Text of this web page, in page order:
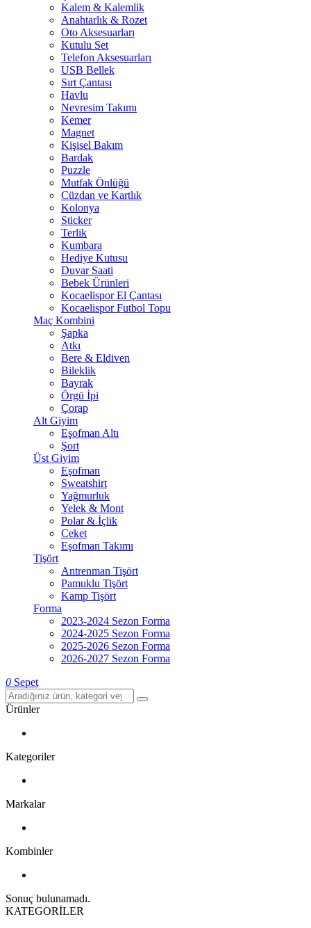
Kalem & Kalemlik
Anahtarlık & Rozet
Oto Aksesuarları
Kutulu Set
Telefon Aksesuarları
USB Bellek
Sırt Çantası
Havlu
Nevresim Takımı
Kemer
Magnet
Kişisel Bakım
Bardak
Puzzle
Mutfak Önlüğü
Cüzdan ve Kartlık
Kolonya
Sticker
Terlik
Kumbara
Hediye Kutusu
Duvar Saati
Bebek Ürünleri
Kocaelispor El Çantası
Kocaelispor Futbol Topu
Maç Kombini
Şapka
Atkı
Bere & Eldiven
Bileklik
Bayrak
Örgü İpi
Çorap
Alt Giyim
Eşofman Altı
Şort
Üst Giyim
Eşofman
Sweatshirt
Yağmurluk
Yelek & Mont
Polar & İçlik
Ceket
Eşofman Takımı
Tişört
Antrenman Tişört
Pamuklu Tişört
Kamp Tişört
Forma
2023-2024 Sezon Forma
2024-2025 Sezon Forma
2025-2026 Sezon Forma
2026-2027 Sezon Forma
0 Sepet
Ürünler
Kategoriler
Markalar
Kombinler
Sonuç bulunamadı.
KATEGORİLER